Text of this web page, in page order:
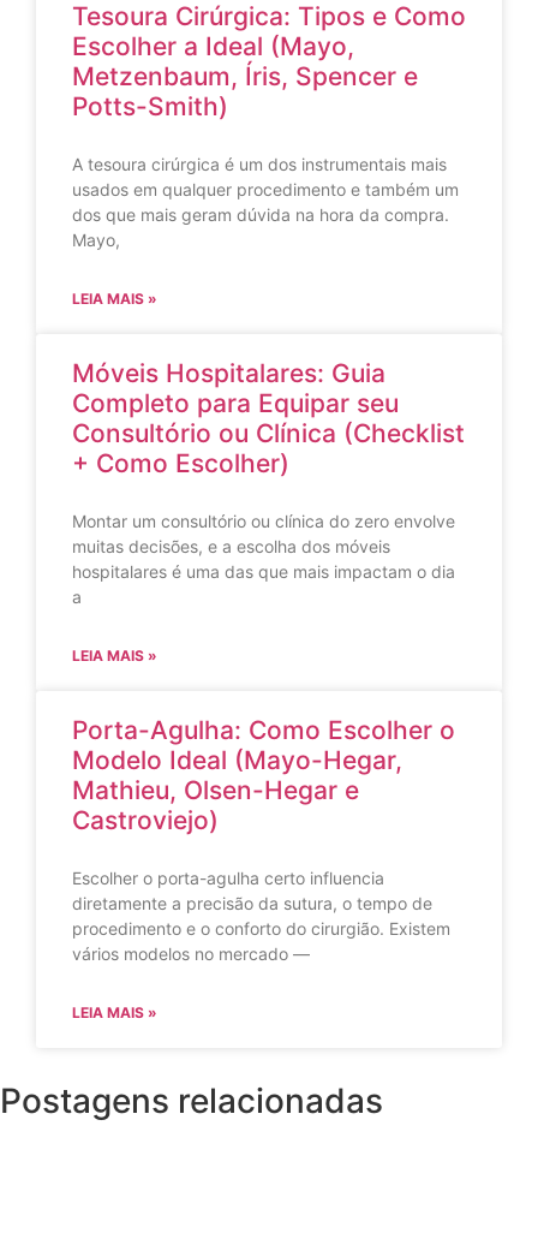
Tesoura Cirúrgica: Tipos e Como
Escolher a Ideal (Mayo,
Metzenbaum, Íris, Spencer e
Potts-Smith)
A tesoura cirúrgica é um dos instrumentais mais
usados em qualquer procedimento e também um
dos que mais geram dúvida na hora da compra.
Mayo,
LEIA MAIS »
Móveis Hospitalares: Guia
Completo para Equipar seu
Consultório ou Clínica (Checklist
+ Como Escolher)
Montar um consultório ou clínica do zero envolve
muitas decisões, e a escolha dos móveis
hospitalares é uma das que mais impactam o dia
a
LEIA MAIS »
Porta-Agulha: Como Escolher o
Modelo Ideal (Mayo-Hegar,
Mathieu, Olsen-Hegar e
Castroviejo)
Escolher o porta-agulha certo influencia
diretamente a precisão da sutura, o tempo de
procedimento e o conforto do cirurgião. Existem
vários modelos no mercado —
LEIA MAIS »
Postagens relacionadas